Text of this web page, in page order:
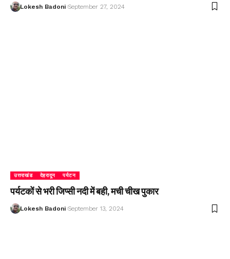
Lokesh Badoni September 27, 2024
उत्तराखंड देहरादून पर्यटन
पर्यटकों से भरी जिप्सी नदी में बही, मची चीख पुकार
Lokesh Badoni September 13, 2024